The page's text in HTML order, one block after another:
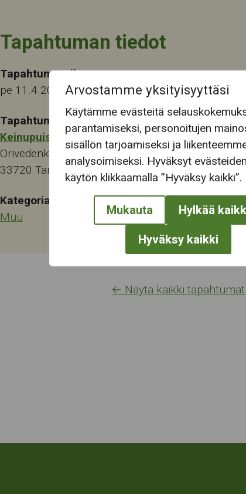
Arvostamme yksityisyyttäsi
Käytämme evästeitä
parantamiseksi, personoitujen
sisällön tarjoamiseksi ja
analysoimiseksi. Hyväksyt
käytön klikkaamalla ”Hyväksy kaikki”.
Mukauta Hylkää
Hyväksy kaikki
Tapahtuman tiedot
Tapahtuma-aika
pe 11.4.2025 12:30
Tapahtumapaikka:
Keinupuistokeskus
Orivedenkatu 28
33720 Tampere
Kategoriat:
Muu
← Näytä kaikki tapahtumat